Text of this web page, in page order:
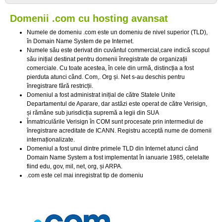
Domenii .com cu hosting avansat
Numele de domeniu .com este un domeniu de nivel superior (TLD),
în Domain Name System de pe Internet.
Numele său este derivat din cuvântul commercial,care indică scopul
său inițial destinat pentru domenii înregistrate de organizații
comerciale. Cu toate acestea, în cele din urmă, distincția a fost
pierduta atunci când. Com,. Org și. Net s-au deschis pentru
înregistrare fără restricții.
Domeniul a fost administrat inițial de către Statele Unite
Departamentul de Aparare, dar astăzi este operat de către Verisign,
și rămâne sub jurisdicția supremă a legii din SUA
Înmatriculările Verisign în COM sunt procesate prin intermediul de
înregistrare acreditate de ICANN. Registru acceptă nume de domenii
internaționalizate.
Domeniul a fost unul dintre primele TLD din Internet atunci când
Domain Name System a fost implementat în ianuarie 1985, celelalte
fiind edu, gov, mil, net, org, și ARPA.
.com este cel mai inregistrat tip de domeniu